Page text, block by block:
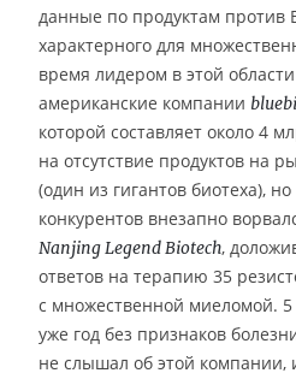
данные по продуктам против
характерного для
время лидером в этой
американские компании
которой составляет около 4
на отсутствие продуктов на
(один из гигантов биотеха), но
конкурентов внезапно
Nanjing Legend Biotech,
ответов на терапию 35
с множественной миеломой.
уже год без признаков
не слышал об этой компании,